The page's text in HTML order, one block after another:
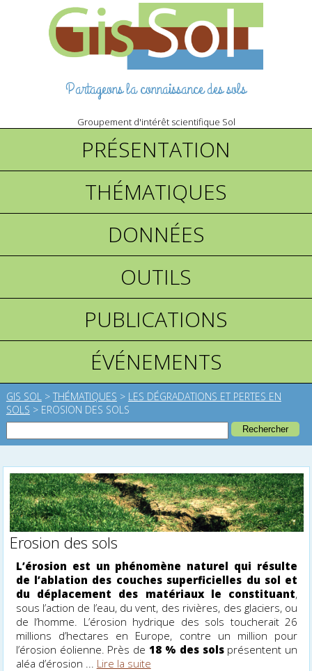
Partageons la connaissance des sols
Groupement d'intérêt scientifique Sol
PRÉSENTATION
THÉMATIQUES
DONNÉES
OUTILS
PUBLICATIONS
ÉVÉNEMENTS
GIS SOL > THÉMATIQUES > LES DÉGRADATIONS ET PERTES EN
SOLS > EROSION DES SOLS
Erosion des sols
L’érosion est un phénomène naturel qui résulte
de l’ablation des couches superficielles du sol et
du déplacement des matériaux le constituant,
sous l’action de l’eau, du vent, des rivières, des glaciers, ou
de l’homme. L’érosion hydrique des sols toucherait 26
millions d’hectares en Europe, contre un million pour
l’érosion éolienne. Près de18 % des solsprésentent un
aléa d’érosion ... Lire la suite